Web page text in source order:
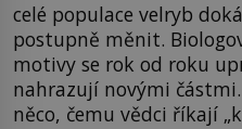
celé populace velryb
postupně měnit.
motivy se rok od roku
nahrazují novými
něco, čemu vědci říkají